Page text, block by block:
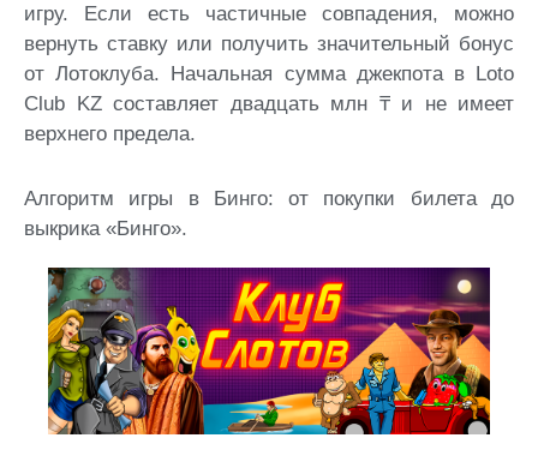
игру. Если есть частичные совпадения, можно
вернуть ставку или получить значительный бонус
от Лотоклуба. Начальная сумма джекпота в Loto
Club KZ составляет двадцать млн ₸ и не имеет
верхнего предела.
Алгоритм игры в Бинго: от покупки билета до
выкрика «Бинго».